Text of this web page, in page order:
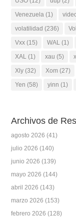
Venezuela (1)
volatilidad (236)
Vxx (15) WAL (1)
XAL (1) xau (5)
Xly (32) Xom (27)
Yen (58) yinn (1)
Archivos de
agosto 2026 (41)
julio 2026 (140)
junio 2026 (139)
mayo 2026 (144)
abril 2026 (143)
marzo 2026 (153)
febrero 2026 (128)